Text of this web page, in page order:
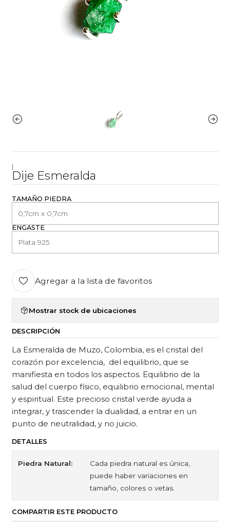
Dije Esmeralda
TAMAÑO PIEDRA
ENGASTE
Agregar a la lista de favoritos
Mostrar stock de ubicaciones
DESCRIPCIÓN
La Esmeralda de Muzo, Colombia, es el cristal del
corazón por excelencia, del equilibrio, que se
manifiesta en todos los aspectos. Equilibrio de la
salud del cuerpo físico, equilibrio emocional, mental
y espiritual. Este precioso cristal verde ayuda a
integrar, y trascender la dualidad, a entrar en un
punto de neutralidad, y no juicio.
DETALLES
Piedra Natural:
Cada piedra natural es única,
puede haber variaciones en
tamaño, colores o vetas.
COMPARTIR ESTE PRODUCTO